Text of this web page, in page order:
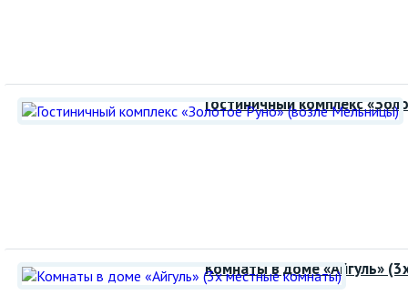
Гостиничный комплекс
Комнаты в доме «Айгуль»